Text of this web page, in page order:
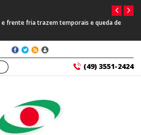
e frente fria trazem temporais e queda de
(49) 3551-2424